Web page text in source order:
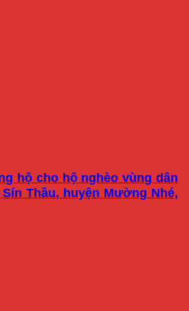
hộ cho hộ nghèo vùng dân
Thầu, huyện Mường Nhé,